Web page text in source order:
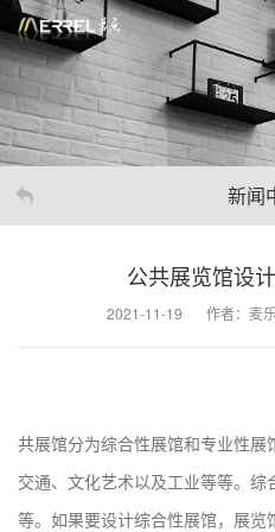
新闻
公共展览馆设
2021-11-19 作者：麦
共展馆分为综合性展馆和专业性展
交通、文化艺术以及工业等等。综
等。如果要设计综合性展馆，展览